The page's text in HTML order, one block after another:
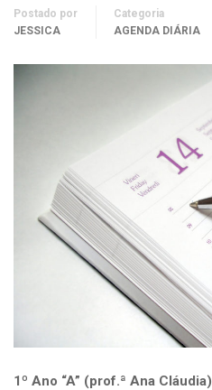
Postado por
JESSICA
Categoria
AGENDA DIÁRIA
1º Ano “A” (prof.ª Ana Cláudia)